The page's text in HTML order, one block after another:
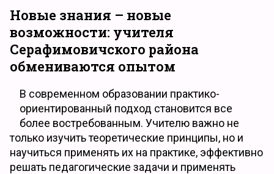
Новые знания – новые
возможности: учителя
Серафимовичского района
обмениваются опытом
В современном образовании практико-
ориентированный подход становится все
более востребованным. Учителю важно не
только изучить теоретические принципы, но и
научиться применять их на практике, эффективно
решать педагогические задачи и применять